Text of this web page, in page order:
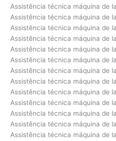
Assistência técnica máquina de
Assistência técnica máquina de
Assistência técnica máquina de
Assistência técnica máquina de
Assistência técnica máquina de
Assistência técnica máquina de
Assistência técnica máquina de
Assistência técnica máquina de
Assistência técnica máquina de
Assistência técnica máquina de
Assistência técnica máquina de
Assistência técnica máquina de
Assistência técnica máquina de